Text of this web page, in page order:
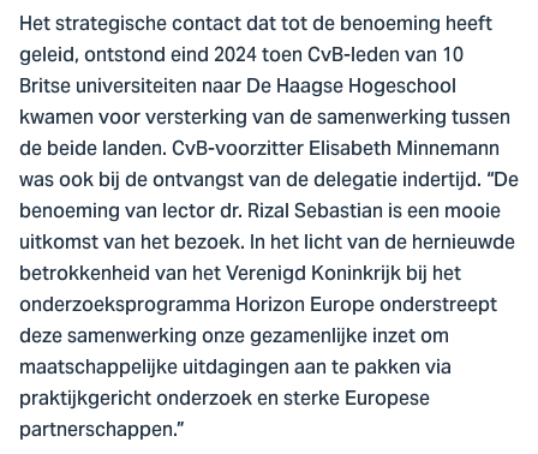
Het strategische contact dat tot de benoeming heeft
geleid, ontstond eind 2024 toen CvB-leden van 10
Britse universiteiten naar De Haagse Hogeschool
kwamen voor versterking van de samenwerking tussen
de beide landen. CvB-voorzitter Elisabeth Minnemann
was ook bij de ontvangst van de delegatie indertijd. “De
benoeming van lector dr. Rizal Sebastian is een mooie
uitkomst van het bezoek. In het licht van de hernieuwde
betrokkenheid van het Verenigd Koninkrijk bij het
onderzoeksprogramma Horizon Europe onderstreept
deze samenwerking onze gezamenlijke inzet om
maatschappelijke uitdagingen aan te pakken via
praktijkgericht onderzoek en sterke Europese
partnerschappen.”